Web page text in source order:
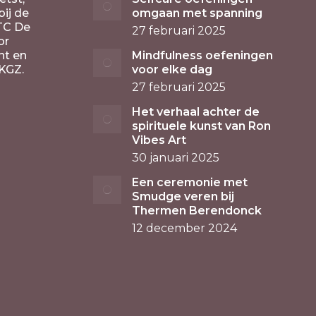
de
De
en
omgaan met spanning
27 februari 2025
Mindfulness oefeningen
voor elke dag
27 februari 2025
Het verhaal achter de
spirituele kunst van Ron
Vibes Art
30 januari 2025
Een ceremonie met
Smudge veren bij
Thermen Berendonck
12 december 2024